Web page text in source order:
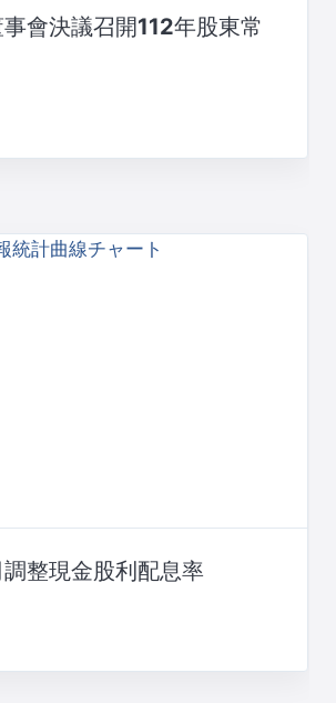
會決議召開112年股東常
整現金股利配息率